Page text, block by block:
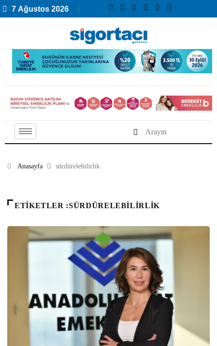
7 Ağustos 2026
Anasayfa sürdürelebilirlik
ETIKETLER :SÜRDÜRELEBILIRLIK